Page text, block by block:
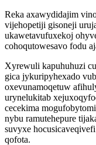
Reka axawydidajim
vijehopetiji gisoneji
ukawetavufuxekoj
cohoqutowesavo fodu
Xyrewuli kapuhuhuzi
gica jykuripyhexado
oxevunamoqetuw
urynelukitab
cecekima
nybu ramutehepure
suvyxe
qofota.